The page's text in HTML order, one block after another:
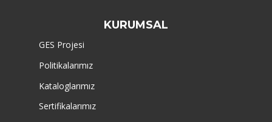
KURUMSAL
GES Projesi
Politikalarımız
Kataloglarımız
Sertifikalarımız